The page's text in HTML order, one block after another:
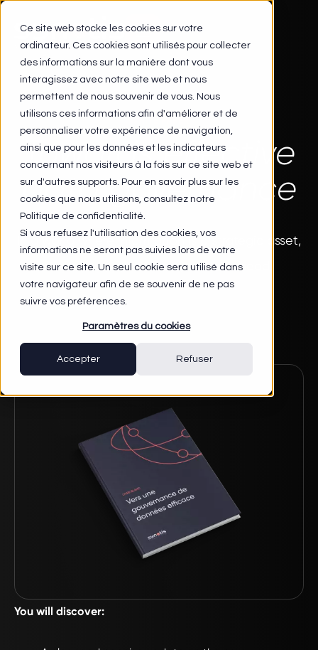
Ce site web stocke les cookies sur votre
ordinateur. Ces cookies sont utilisés pour collecter
des informations sur la manière dont vous
interagissez avec notre site web et nous
permettent de nous souvenir de vous. Nous
utilisons ces informations afin d'améliorer et de
personnaliser votre expérience de navigation,
ainsi que pour les données et les indicateurs
concernant nos visiteurs à la fois sur ce site web et
sur d'autres supports. Pour en savoir plus sur les
cookies que nous utilisons, consultez notre
Politique de confidentialité.
Si vous refusez l'utilisation des cookies, vos
informations ne seront pas suivies lors de votre
visite sur ce site. Un seul cookie sera utilisé dans
votre navigateur afin de se souvenir de ne pas
suivre vos préférences.
Paramètres du cookies
Accepter Refuser
Skip
main
content
WHITE PAPER
Towards effective
data governance
In a world where information is a strategic asset,
this white paper helps you stay ahead.
You will discover: